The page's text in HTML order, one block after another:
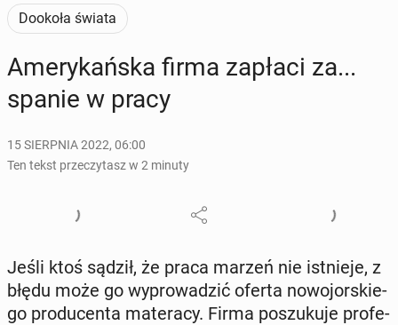
Dookoła świata
Ame­ry­kań­ska firma zapłaci za...
spanie w pracy
15 SIERPNIA 2022, 06:00
Ten tekst przeczytasz w 2 minuty
Jeśli ktoś sądził, że praca marzeń nie ist­nie­je, z
błędu może go wy­pro­wa­dzić oferta no­wo­jor­skie­
go pro­du­cen­ta ma­te­ra­cy. Firma po­szu­ku­je pro­fe­